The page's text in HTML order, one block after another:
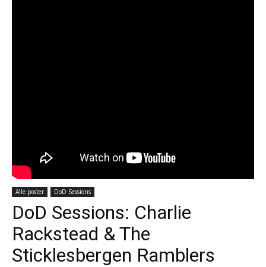
Alle poster DoD Sessions
DoD Sessions: Charlie
Rackstead & The
Sticklesbergen Ramblers